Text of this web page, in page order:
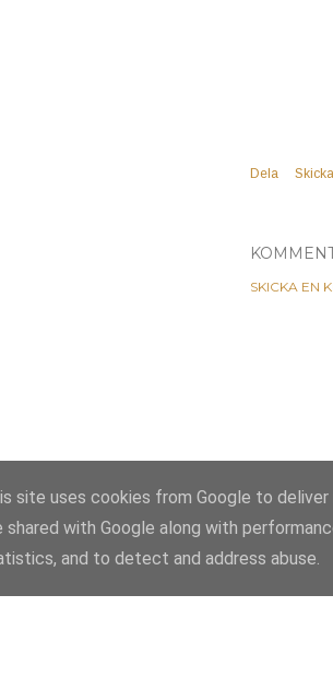
Dela
SKICKA EN
site uses cookies from Google to
shared with Google along with
and to detect and address abuse.